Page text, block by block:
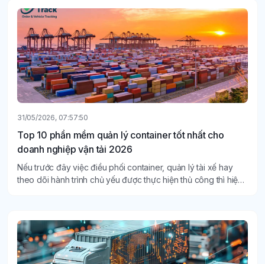
và tối ưu quy trình vận tải.
31/05/2026, 07:57:50
Top 10 phần mềm quản lý container tốt nhất cho
doanh nghiệp vận tải 2026
Nếu trước đây việc điều phối container, quản lý tài xế hay
theo dõi hành trình chủ yếu được thực hiện thủ công thì hiện